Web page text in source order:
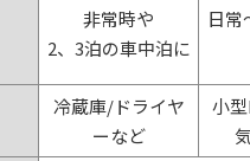
非常時や
2、3泊の車中泊に
日常
冷蔵庫/ドライヤ
ーなど
小